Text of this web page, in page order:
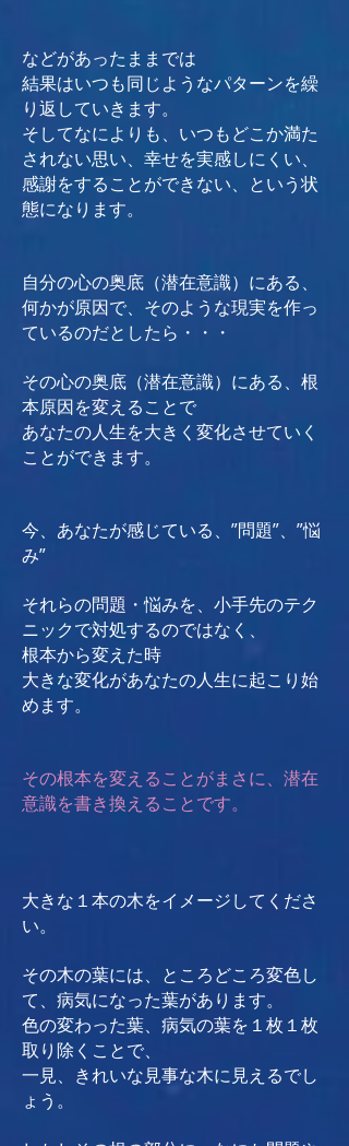
などがあったままでは
結果はいつも同じようなパターンを繰
り返していきます。
そしてなによりも、いつもどこか満た
されない思い、幸せを実感しにくい、
感謝をすることができない、という状
態になります。
自分の心の奥底（潜在意識）にある、
何かが原因で、そのような現実を作っ
ているのだとしたら・・・
その心の奥底（潜在意識）にある、根
本原因を変えることで
あなたの人生を大きく変化させていく
ことができます。
今、あなたが感じている、”問題”、”悩
み”
それらの問題・悩みを、小手先のテク
ニックで対処するのではなく、
根本から変えた時
大きな変化があなたの人生に起こり始
めます。
その根本を変えることがまさに、潜在
意識を書き換えることです。
大きな１本の木をイメージしてくださ
い。
その木の葉には、ところどころ変色し
て、病気になった葉があります。
色の変わった葉、病気の葉を１枚１枚
取り除くことで、
一見、きれいな見事な木に見えるでし
ょう。